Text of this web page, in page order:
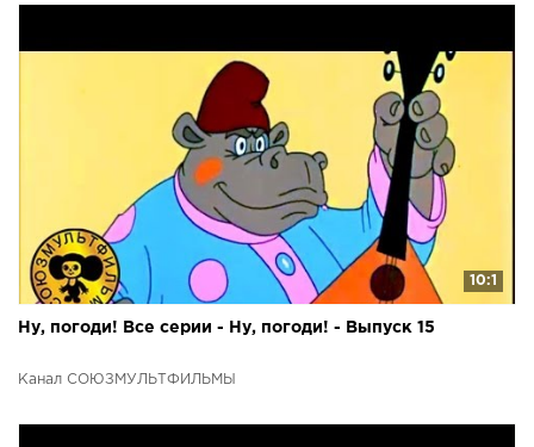
10:1
Ну, погоди! Все серии - Ну, погоди! - Выпуск 15
Канал СОЮЗМУЛЬТФИЛЬМЫ